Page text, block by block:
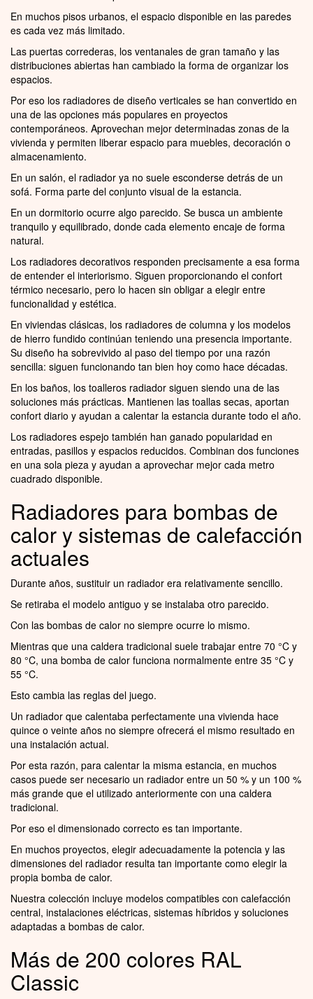
En muchos pisos urbanos, el espacio disponible en las paredes
es cada vez más limitado.
Las puertas correderas, los ventanales de gran tamaño y las
distribuciones abiertas han cambiado la forma de organizar los
espacios.
Por eso los radiadores de diseño verticales se han convertido en
una de las opciones más populares en proyectos
contemporáneos. Aprovechan mejor determinadas zonas de la
vivienda y permiten liberar espacio para muebles, decoración o
almacenamiento.
En un salón, el radiador ya no suele esconderse detrás de un
sofá. Forma parte del conjunto visual de la estancia.
En un dormitorio ocurre algo parecido. Se busca un ambiente
tranquilo y equilibrado, donde cada elemento encaje de forma
natural.
Los radiadores decorativos responden precisamente a esa forma
de entender el interiorismo. Siguen proporcionando el confort
térmico necesario, pero lo hacen sin obligar a elegir entre
funcionalidad y estética.
En viviendas clásicas, los radiadores de columna y los modelos
de hierro fundido continúan teniendo una presencia importante.
Su diseño ha sobrevivido al paso del tiempo por una razón
sencilla: siguen funcionando tan bien hoy como hace décadas.
En los baños, los toalleros radiador siguen siendo una de las
soluciones más prácticas. Mantienen las toallas secas, aportan
confort diario y ayudan a calentar la estancia durante todo el año.
Los radiadores espejo también han ganado popularidad en
entradas, pasillos y espacios reducidos. Combinan dos funciones
en una sola pieza y ayudan a aprovechar mejor cada metro
cuadrado disponible.
Radiadores para bombas de
calor y sistemas de calefacción
actuales
Durante años, sustituir un radiador era relativamente sencillo.
Se retiraba el modelo antiguo y se instalaba otro parecido.
Con las bombas de calor no siempre ocurre lo mismo.
Mientras que una caldera tradicional suele trabajar entre 70 °C y
80 °C, una bomba de calor funciona normalmente entre 35 °C y
55 °C.
Esto cambia las reglas del juego.
Un radiador que calentaba perfectamente una vivienda hace
quince o veinte años no siempre ofrecerá el mismo resultado en
una instalación actual.
Por esta razón, para calentar la misma estancia, en muchos
casos puede ser necesario un radiador entre un 50 % y un 100 %
más grande que el utilizado anteriormente con una caldera
tradicional.
Por eso el dimensionado correcto es tan importante.
En muchos proyectos, elegir adecuadamente la potencia y las
dimensiones del radiador resulta tan importante como elegir la
propia bomba de calor.
Nuestra colección incluye modelos compatibles con calefacción
central, instalaciones eléctricas, sistemas híbridos y soluciones
adaptadas a bombas de calor.
Más de 200 colores RAL
Classic